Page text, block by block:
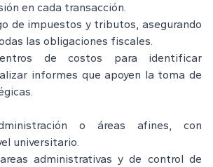
en cada transacción.
de impuestos y tributos, asegurando
las obligaciones fiscales.
de costos para identificar
informes que apoyen la toma de
o áreas afines, con
universitario.
administrativas y de control de